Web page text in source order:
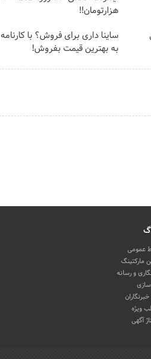
هزارتومان!!
ساینا داری برای فروش؟ با کارنامه
به بهترین قیمت بفروش!
عمومی
مارکتینگ
و رسانه
ویژه
آگهی